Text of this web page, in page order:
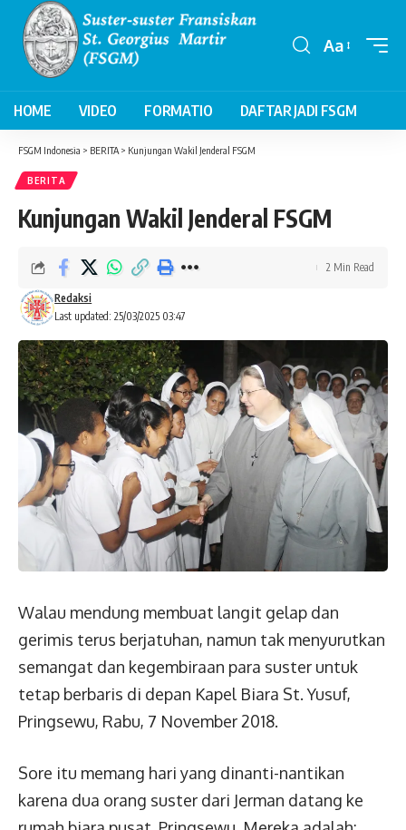
Font
Aa
HOME VIDEO FORMATIO DAFTAR JADI FSGM
FSGM Indonesia > BERITA > Kunjungan Wakil Jenderal FSGM
BERITA
Kunjungan Wakil Jenderal FSGM
Last updated: 25/03/2025 03:47
Redaksi
2 Min Read
Walau mendung membuat langit gelap dan
gerimis terus berjatuhan, namun tak menyurutkan
semangat dan kegembiraan para suster untuk
tetap berbaris di depan Kapel Biara St. Yusuf,
Pringsewu, Rabu, 7 November 2018.
Sore itu memang hari yang dinanti-nantikan
karena dua orang suster dari Jerman datang ke